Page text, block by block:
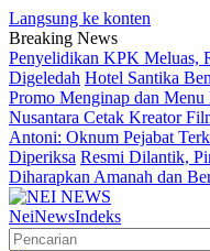
Langsung ke konten
Breaking News
Penyelidikan KPK Meluas,
Digeledah Hotel Santika
Promo Menginap dan
Nusantara Cetak Kreator
Antoni: Oknum Pejabat
Diperiksa Resmi Dilantik,
Diharapkan Amanah dan
NeiNewsIndeks